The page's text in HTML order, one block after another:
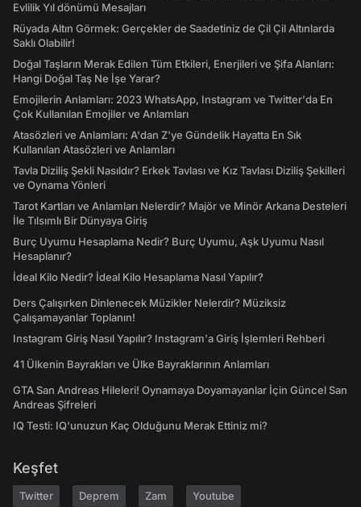
Evlilik Yıl dönümü Mesajları
Rüyada Altın Görmek: Gerçekler de Saadetiniz de Çil Çil Altınlarda
Saklı Olabilir!
Doğal Taşların Merak Edilen Tüm Etkileri, Enerjileri ve Şifa Alanları:
Hangi Doğal Taş Ne İşe Yarar?
Emojilerin Anlamları: 2023 WhatsApp, Instagram ve Twitter'da En
Çok Kullanılan Emojiler ve Anlamları
Atasözleri ve Anlamları: A'dan Z'ye Gündelik Hayatta En Sık
Kullanılan Atasözleri ve Anlamları
Tavla Diziliş Şekli Nasıldır? Erkek Tavlası ve Kız Tavlası Diziliş Şekilleri
ve Oynama Yönleri
Tarot Kartları ve Anlamları Nelerdir? Majör ve Minör Arkana Desteleri
İle Tılsımlı Bir Dünyaya Giriş
Burç Uyumu Hesaplama Nedir? Burç Uyumu, Aşk Uyumu Nasıl
Hesaplanır?
İdeal Kilo Nedir? İdeal Kilo Hesaplama Nasıl Yapılır?
Ders Çalışırken Dinlenecek Müzikler Nelerdir? Müziksiz
Çalışamayanlar Toplanın!
Instagram Giriş Nasıl Yapılır? Instagram'a Giriş İşlemleri Rehberi
41 Ülkenin Bayrakları ve Ülke Bayraklarının Anlamları
GTA San Andreas Hileleri! Oynamaya Doyamayanlar İçin Güncel San
Andreas Şifreleri
IQ Testi: IQ'unuzun Kaç Olduğunu Merak Ettiniz mi?
Keşfet
Twitter Deprem Zam Youtube